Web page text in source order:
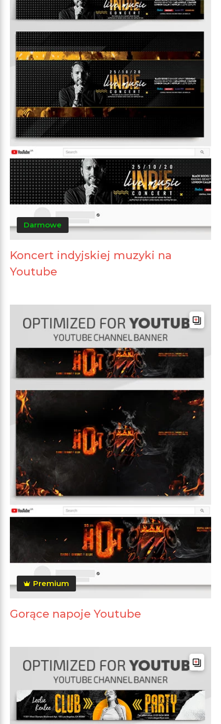
Darmowe
Koncert indyjskiej muzyki na
Youtube
Premium
Gorące napoje Youtube